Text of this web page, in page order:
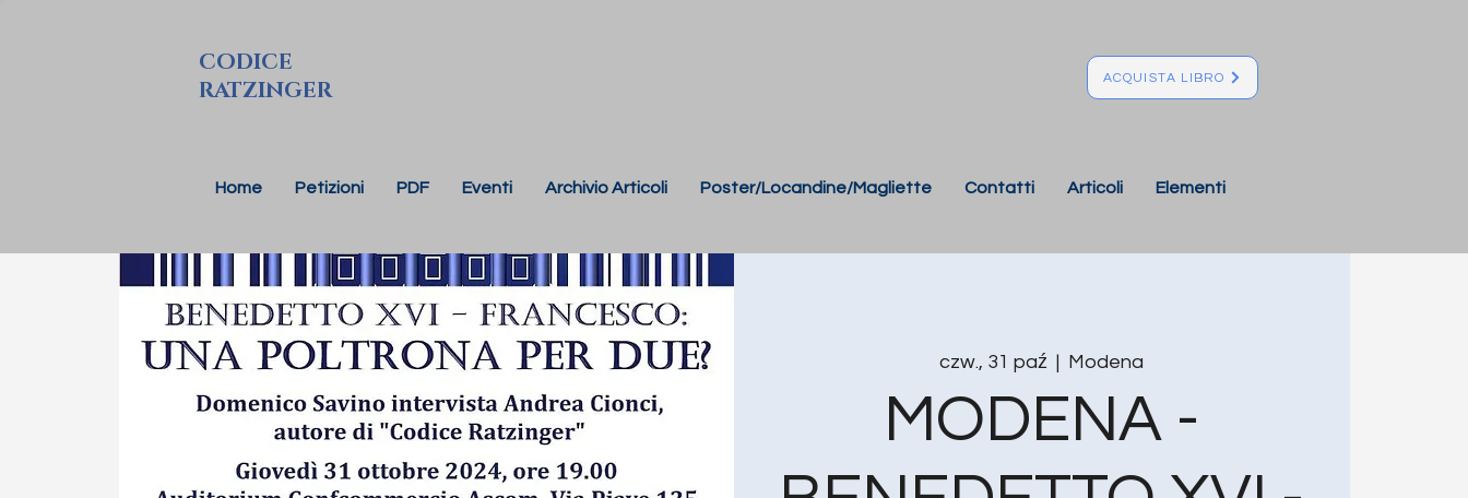
CODICE
RATZINGER
ACQUISTA LIBRO
Home Petizioni PDF Eventi Archivio Articoli Poster/Locandine/Magliette Contatti Articoli Elementi
czw., 31 paź
  |
Modena
MODENA -